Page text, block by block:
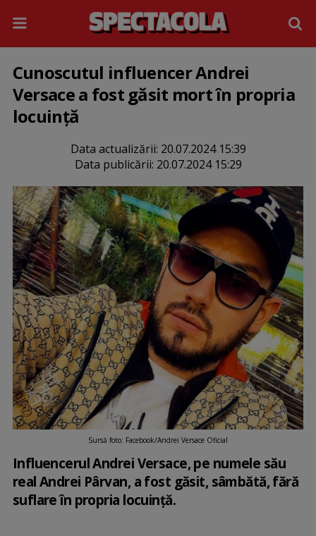
Cunoscutul influencer Andrei
Versace a fost găsit mort în propria
locuință
Data actualizării: 20.07.2024 15:39
Data publicării: 20.07.2024 15:29
Sursă foto: Facebook/Andrei Versace Oficial
Influencerul Andrei Versace, pe numele său
real Andrei Pârvan, a fost găsit, sâmbătă, fără
suflare în propria locuință.